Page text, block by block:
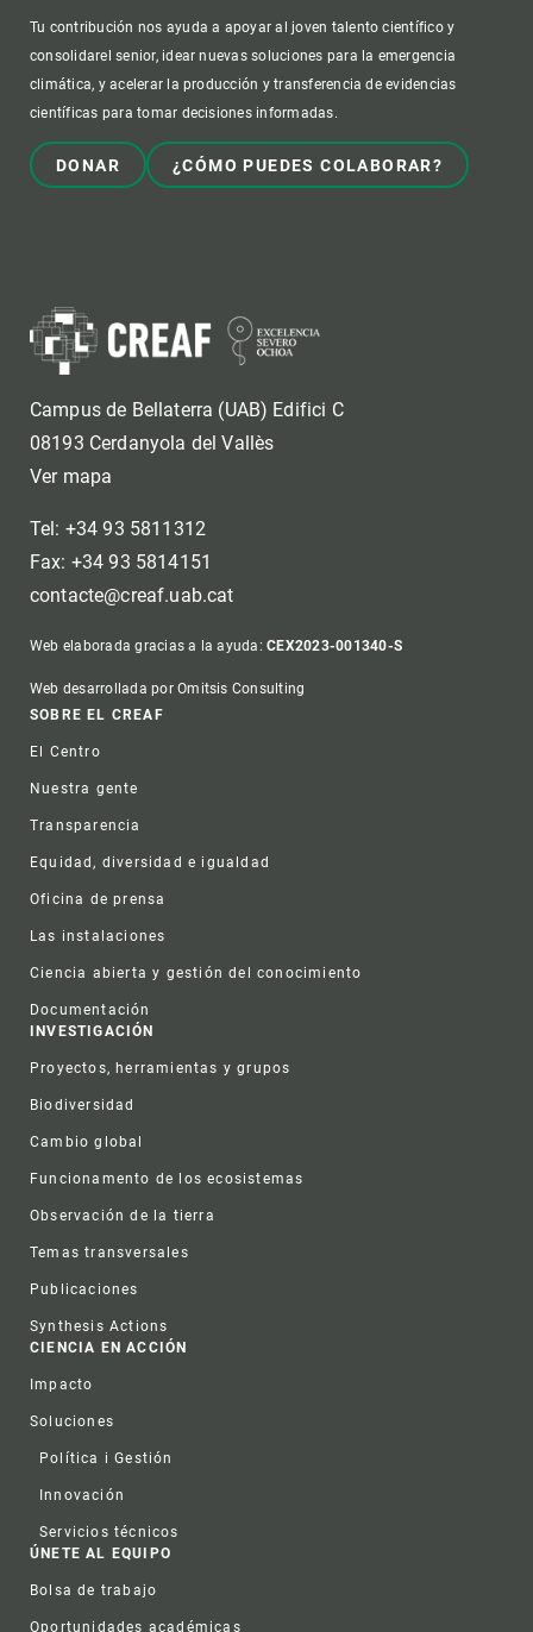
Tu contribución nos ayuda a apoyar al joven talento científico y
consolidarel senior, idear nuevas soluciones para la emergencia
climática, y acelerar la producción y transferencia de evidencias
científicas para tomar decisiones informadas.
DONAR ¿CÓMO PUEDES COLABORAR?
Campus de Bellaterra (UAB) Edifici C
08193 Cerdanyola del Vallès
Ver mapa
Tel: +34 93 5811312
Fax: +34 93 5814151
contacte@creaf.uab.cat
Web elaborada gracias a la ayuda:CEX2023-001340-S
Web desarrollada por Omitsis Consulting
Footer
SOBRE EL CREAF
El Centro
Nuestra gente
Transparencia
Equidad, diversidad e igualdad
Oficina de prensa
Las instalaciones
Ciencia abierta y gestión del conocimiento
Documentación
INVESTIGACIÓN
Proyectos, herramientas y grupos
Biodiversidad
Cambio global
Funcionamento de los ecosistemas
Observación de la tierra
Temas transversales
Publicaciones
Synthesis Actions
CIENCIA EN ACCIÓN
Impacto
Soluciones
Política i Gestión
Innovación
Servicios técnicos
ÚNETE AL EQUIPO
Bolsa de trabajo
Oportunidades académicas